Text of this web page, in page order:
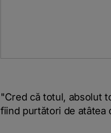
"Cred că totul, absolut
fiind purtători de atâtea